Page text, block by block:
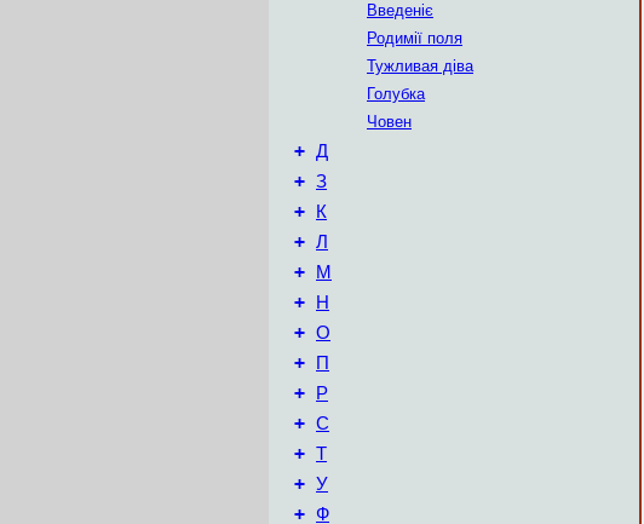
Введеніє
Родимії поля
Тужливая діва
Голубка
Човен
+ Д
+ З
+ К
+ Л
+ М
+ Н
+ О
+ П
+ Р
+ С
+ Т
+ У
+ Ф